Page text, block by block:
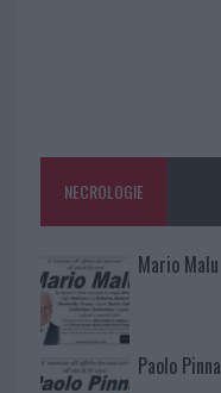
NECROLOGIE
Mario Malu
Paolo Pinna